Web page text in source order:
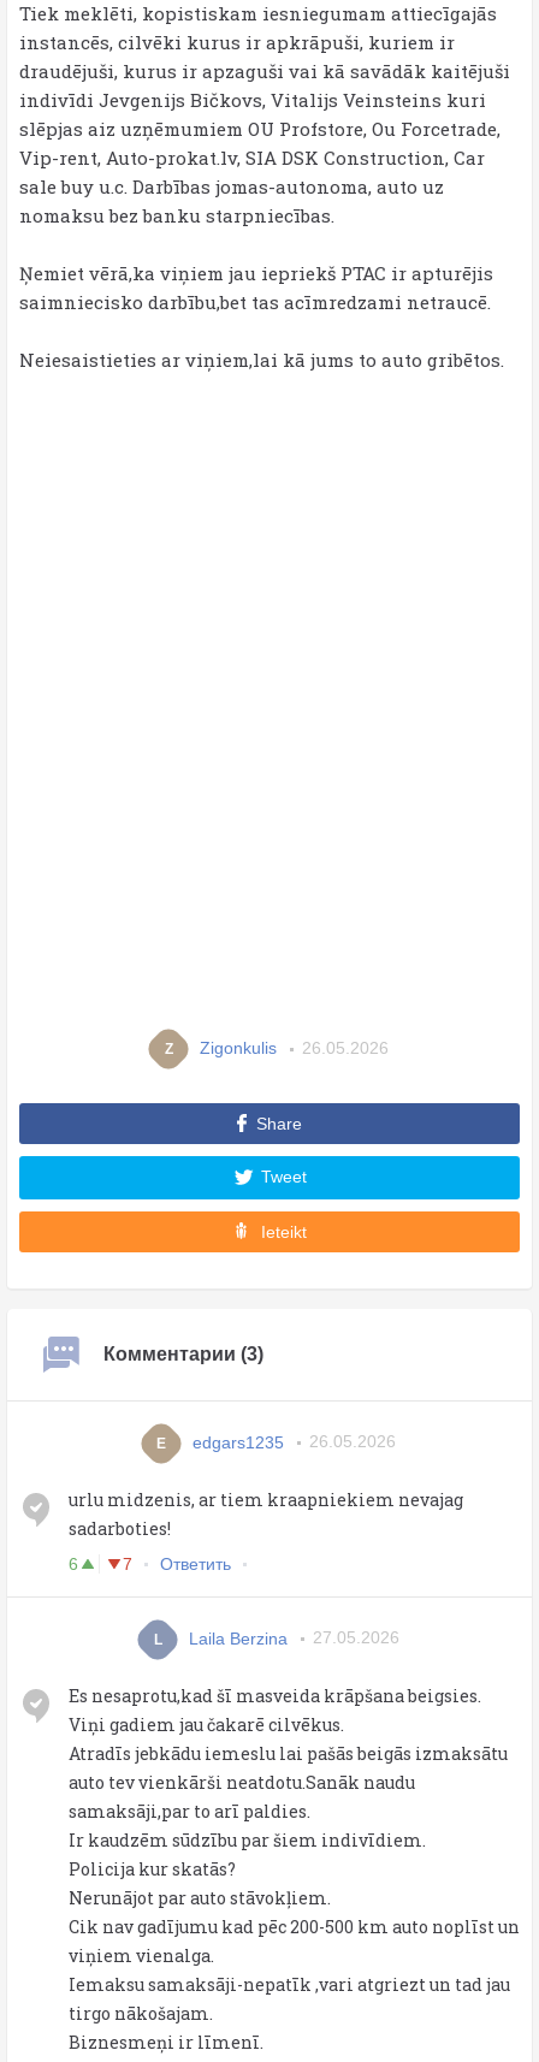
Tiek meklēti, kopistiskam iesniegumam attiecīgajās
instancēs, cilvēki kurus ir apkrāpuši, kuriem ir
draudējuši, kurus ir apzaguši vai kā savādāk kaitējuši
indivīdi Jevgenijs Bičkovs, Vitalijs Veinsteins kuri
slēpjas aiz uzņēmumiem OU Profstore, Ou Forcetrade,
Vip-rent, Auto-prokat.lv, SIA DSK Construction, Car
sale buy u.c. Darbības jomas-autonoma, auto uz
nomaksu bez banku starpniecības.
Ņemiet vērā,ka viņiem jau iepriekš PTAC ir apturējis
saimniecisko darbību,bet tas acīmredzami netraucē.
Neiesaistieties ar viņiem,lai kā jums to auto gribētos.
Z Zigonkulis 26.05.2026
Share
Tweet
Ieteikt
Комментарии (3)
E edgars1235 26.05.2026
urlu midzenis, ar tiem kraapniekiem nevajag
sadarboties!
6 7 Ответить
L Laila Berzina 27.05.2026
Es nesaprotu,kad šī masveida krāpšana beigsies.
Viņi gadiem jau čakarē cilvēkus.
Atradīs jebkādu iemeslu lai pašās beigās izmaksātu
auto tev vienkārši neatdotu.Sanāk naudu
samaksāji,par to arī paldies.
Ir kaudzēm sūdzību par šiem indivīdiem.
Policija kur skatās?
Nerunājot par auto stāvokļiem.
Cik nav gadījumu kad pēc 200-500 km auto noplīst un
viņiem vienalga.
Iemaksu samaksāji-nepatīk ,vari atgriezt un tad jau
tirgo nākošajam.
Biznesmeņi ir līmenī.